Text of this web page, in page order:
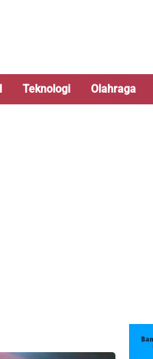
Teknologi Olahraga